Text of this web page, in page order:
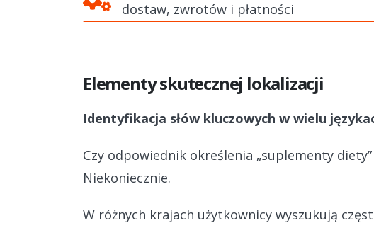
dostaw, zwrotów i płatności
Elementy skutecznej lokalizacji
Identyfikacja słów kluczowych w wielu
Czy odpowiednik określenia „suplementy
Niekoniecznie.
W różnych krajach użytkownicy wyszukują